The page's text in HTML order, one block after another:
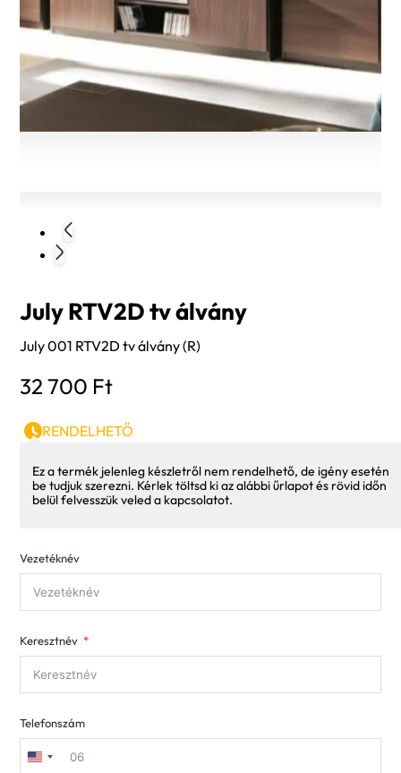
July RTV2D tv álvány
July 001 RTV2D tv álvány (R)
32 700 Ft
RENDELHETŐ
Ez a termék jelenleg készletről nem rendelhető, de igény esetén
be tudjuk szerezni. Kérlek töltsd ki az alábbi űrlapot és rövid időn
belül felvesszük veled a kapcsolatot.
Vezetéknév
Keresztnév
Telefonszám
United